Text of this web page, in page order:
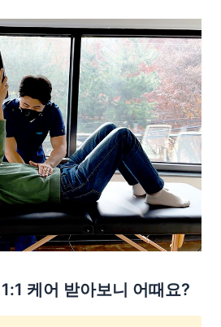
케어 받아보니 어때요?